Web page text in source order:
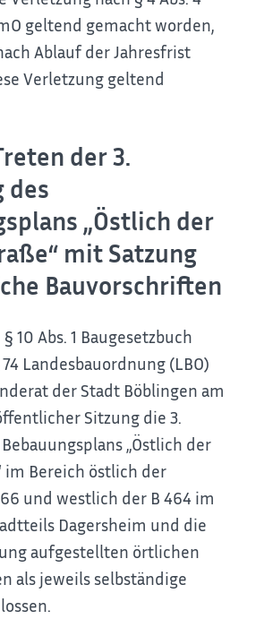
geltend gemacht worden,
Ablauf der Jahresfrist
Verletzung geltend
der 3.
des
„Östlich der
mit Satzung
Bauvorschriften
10 Abs. 1 Baugesetzbuch
Landesbauordnung (LBO)
der Stadt Böblingen am
Sitzung die 3.
„Östlich der
im Bereich östlich der
und westlich der B 464 im
Dagersheim und die
aufgestellten örtlichen
als jeweils selbständige